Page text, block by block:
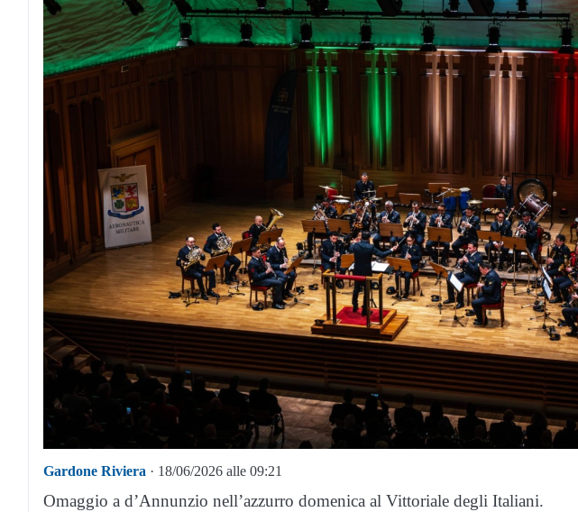
Gardone Riviera · 18/06/2026 alle 09:21
Omaggio a d’Annunzio nell’azzurro domenica al Vittoriale degli Italiani.